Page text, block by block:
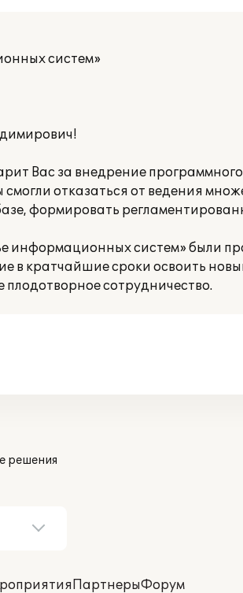
систем»
Вас за внедрение
отказаться от ведения
формировать
информационных систем» были
в кратчайшие сроки освоить
сотрудничество.
решения
ПартнерыФорум